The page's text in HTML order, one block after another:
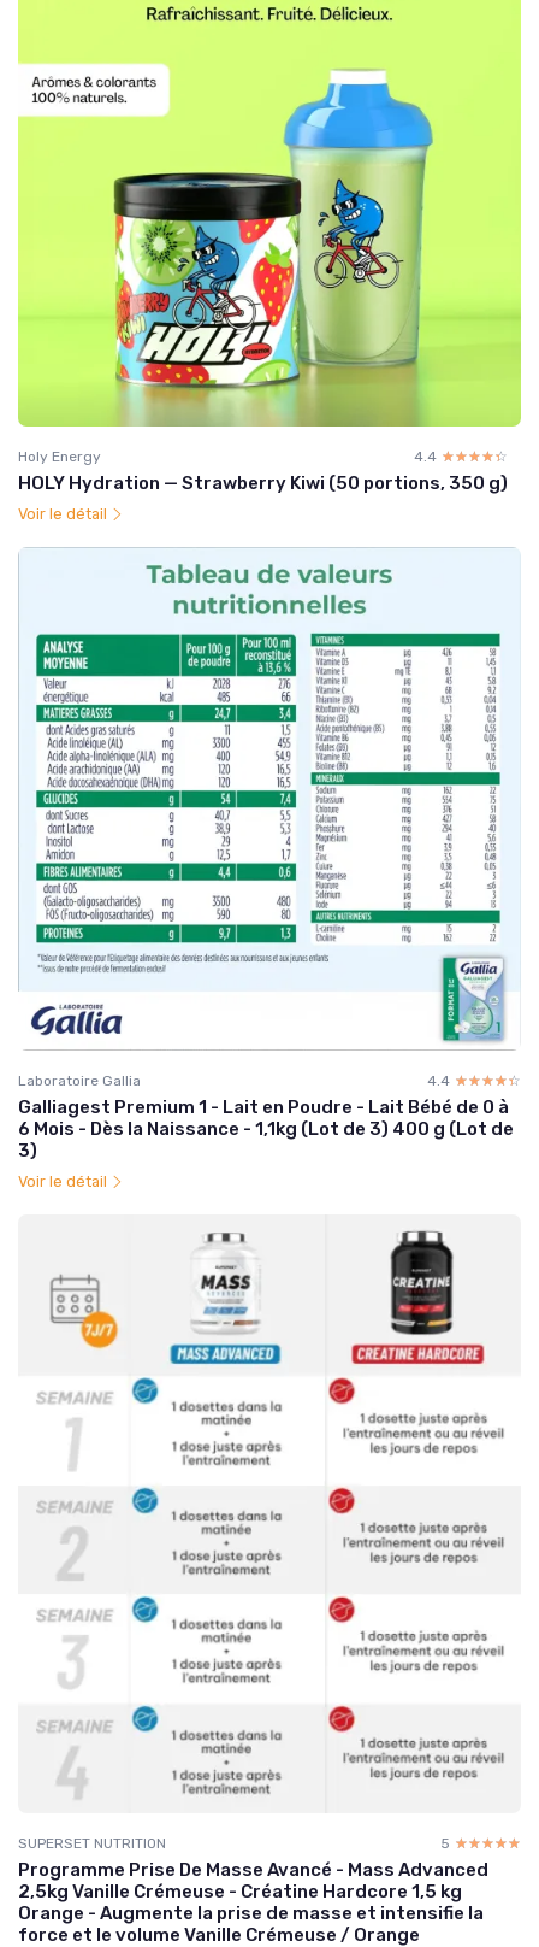
Holy Energy 4.4 ☆☆☆☆☆
★★★★★
HOLY Hydration — Strawberry Kiwi (50 portions, 350 g)
Voir le détail
Laboratoire Gallia 4.4 ☆☆☆☆☆
★★★★★
Galliagest Premium 1 - Lait en Poudre - Lait Bébé de 0 à
6 Mois - Dès la Naissance - 1,1kg (Lot de 3) 400 g (Lot de
3)
Voir le détail
SUPERSET NUTRITION 5 ☆☆☆☆☆
★★★★★
Programme Prise De Masse Avancé - Mass Advanced
2,5kg Vanille Crémeuse - Créatine Hardcore 1,5 kg
Orange - Augmente la prise de masse et intensifie la
force et le volume Vanille Crémeuse / Orange